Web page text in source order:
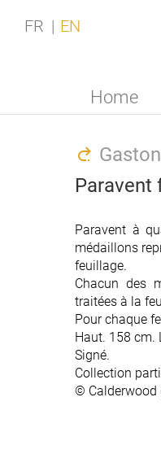
Home
FR EN
Paravent
Paravent à
médaillons
feuillage.
Chacun des
traitées à la
Pour chaque
Haut. 158 cm.
Signé.
Collection
© Calderwood
Paravent à
médaillons
feuillage.
Chacun des
traitées à la
Pour chaque
Haut. 158 cm.
Signé.
Collection
© Calderwood